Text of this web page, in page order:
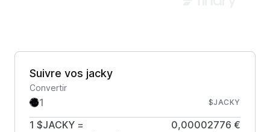
Suivre vos jacky
Convertir
$JACKY
1 $JACKY = 0,00002776 €